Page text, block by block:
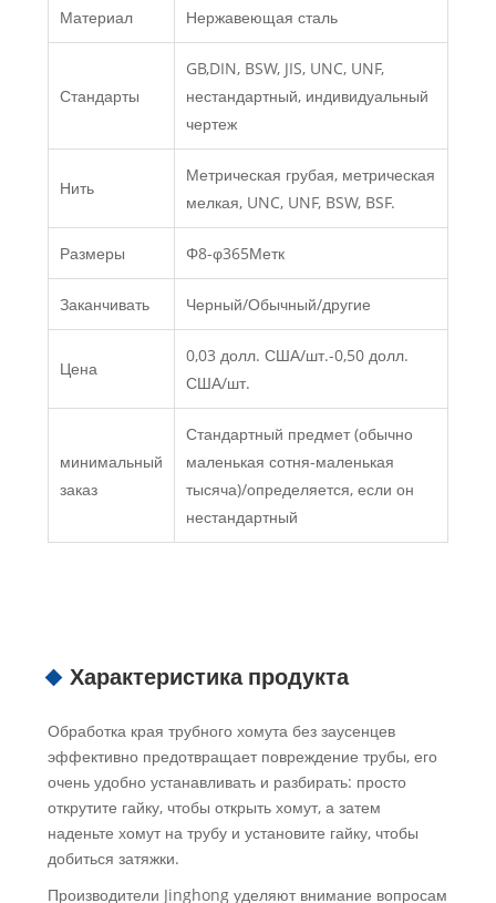
Материал Нержавеющая сталь
Стандарты
GB,DIN, BSW, JIS, UNC, UNF,
нестандартный, индивидуальный
чертеж
Нить
Метрическая грубая, метрическая
мелкая, UNC, UNF, BSW, BSF.
Размеры Φ8-φ365Метк
Заканчивать Черный/Обычный/другие
Цена
0,03 долл. США/шт.-0,50 долл.
США/шт.
минимальный
заказ
Стандартный предмет (обычно
маленькая сотня-маленькая
тысяча)/определяется, если он
нестандартный
Характеристика продукта
Обработка края трубного хомута без заусенцев
эффективно предотвращает повреждение трубы, его
очень удобно устанавливать и разбирать: просто
открутите гайку, чтобы открыть хомут, а затем
наденьте хомут на трубу и установите гайку, чтобы
добиться затяжки.
Производители Jinghong уделяют внимание вопросам